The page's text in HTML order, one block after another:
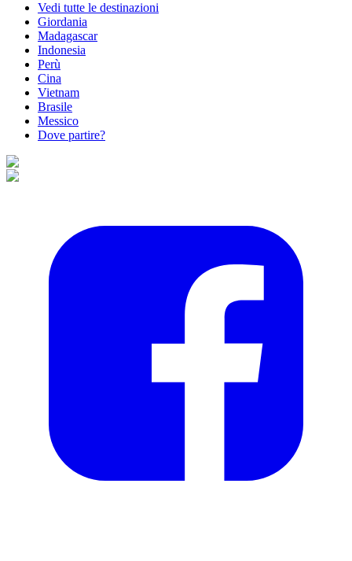
Vedi tutte le destinazioni
Giordania
Madagascar
Indonesia
Perù
Cina
Vietnam
Brasile
Messico
Dove partire?